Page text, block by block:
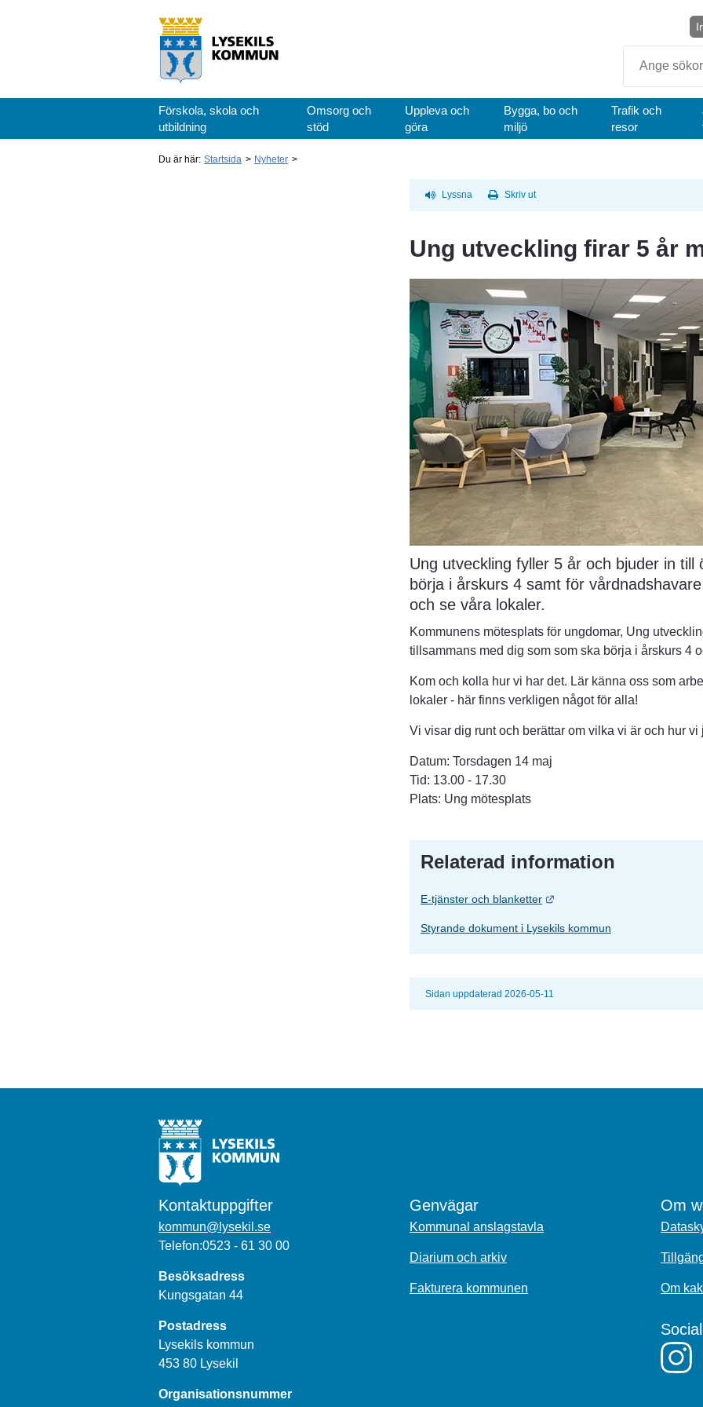
Förskola, skola och
utbildning
Omsorg och
stöd
Uppleva och
göra
Bygga, bo och
miljö
Trafik och
resor
Du är här: Startsida Nyheter
Lyssna Skriv ut
Ung utveckling firar 5 år
Ung utveckling fyller 5 år och bjuder in
börja i årskurs 4 samt för
och se våra lokaler.
Kommunens mötesplats för ungdomar, Ung
tillsammans med dig som som ska börja i årskurs 4
Kom och kolla hur vi har det. Lär känna oss som
lokaler - här finns verkligen något för alla!
Vi visar dig runt och berättar om vilka vi är och hur vi
Datum: Torsdagen 14 maj
Tid: 13.00 - 17.30
Plats: Ung mötesplats
Relaterad information
E-tjänster och blanketter Länk till annan webbplats.
Styrande dokument i Lysekils kommun
Sidan uppdaterad 2026-05-11
Kontaktuppgifter
kommun@lysekil.se
Telefon:0523 - 61 30 00
Besöksadress
Kungsgatan 44
Postadress
Lysekils kommun
453 80 Lysekil
Organisationsnummer
Genvägar
Kommunal anslagstavla
Diarium och arkiv
Fakturera kommunen
Om
Om